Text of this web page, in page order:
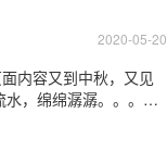
2020-05-20
内容又到中秋，又见
，绵绵潺潺。。。。